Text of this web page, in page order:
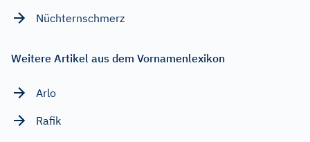
Nüchternschmerz
Weitere Artikel aus dem Vornamenlexikon
Arlo
Rafik